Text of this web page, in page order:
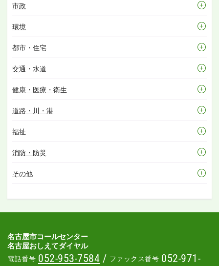
市政
環境
都市・住宅
交通・水道
健康・医療・衛生
道路・川・港
福祉
消防・防災
その他
名古屋市コールセンター
名古屋おしえてダイヤル
電話番号 052-953-7584 / ファックス番号 052-971-